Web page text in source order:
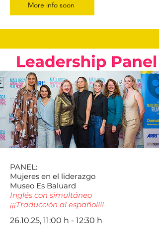
More info soon
PANEL:
Mujeres en el liderazgo
Museo Es Baluard
Inglés con simultáneo
¡¡¡Traducción al español!!!
26.10.25, 11:00 h - 12:30 h